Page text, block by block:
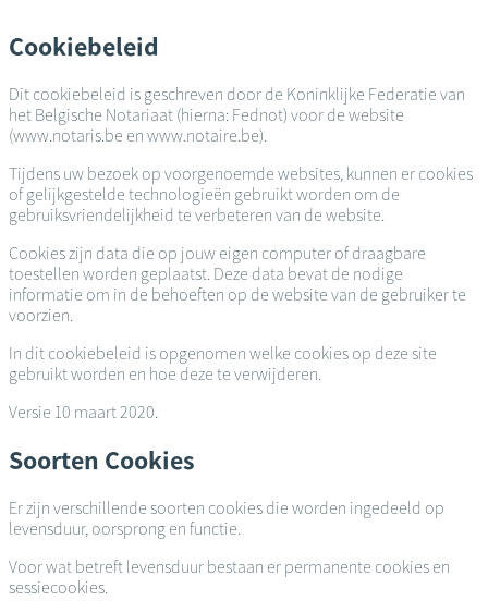
en
naar
inhoud
gaan
Cookiebeleid
Dit cookiebeleid is geschreven door de Koninklijke Federatie van
het Belgische Notariaat (hierna: Fednot) voor de website
(www.notaris.be en www.notaire.be).
Tijdens uw bezoek op voorgenoemde websites, kunnen er cookies
of gelijkgestelde technologieën gebruikt worden om de
gebruiksvriendelijkheid te verbeteren van de website.
Cookies zijn data die op jouw eigen computer of draagbare
toestellen worden geplaatst. Deze data bevat de nodige
informatie om in de behoeften op de website van de gebruiker te
voorzien.
In dit cookiebeleid is opgenomen welke cookies op deze site
gebruikt worden en hoe deze te verwijderen.
Versie 10 maart 2020.
Soorten Cookies
Er zijn verschillende soorten cookies die worden ingedeeld op
levensduur, oorsprong en functie.
Voor wat betreft levensduur bestaan er permanente cookies en
sessiecookies.